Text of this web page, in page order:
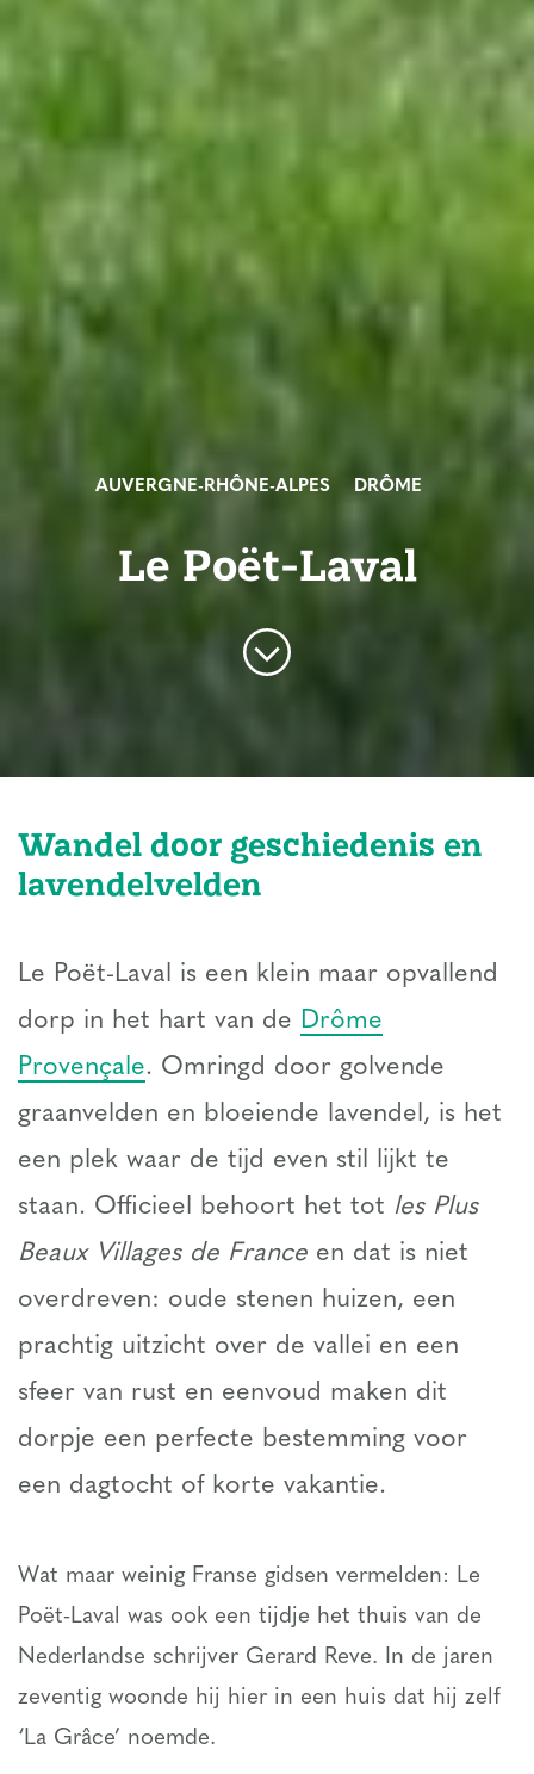
AUVERGNE-RHÔNE-ALPES DRÔME
Le Poët-Laval
Wandel door geschiedenis en
lavendelvelden
Le Poët-Laval is een klein maar opvallend
dorp in het hart van de Drôme
Provençale. Omringd door golvende
graanvelden en bloeiende lavendel, is het
een plek waar de tijd even stil lijkt te
staan. Officieel behoort het tot les Plus
Beaux Villages de France en dat is niet
overdreven: oude stenen huizen, een
prachtig uitzicht over de vallei en een
sfeer van rust en eenvoud maken dit
dorpje een perfecte bestemming voor
een dagtocht of korte vakantie.
Wat maar weinig Franse gidsen vermelden: Le
Poët-Laval was ook een tijdje het thuis van de
Nederlandse schrijver Gerard Reve. In de jaren
zeventig woonde hij hier in een huis dat hij zelf
‘La Grâce’ noemde.